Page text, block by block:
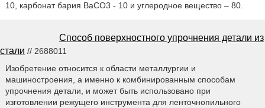
10, карбонат бария ВаСО3 - 10 и углеродное вещество – 80.
Способ поверхностного упрочнения детали из
стали // 2688011
Изобретение относится к области металлургии и
машиностроения, а именно к комбинированным способам
упрочнения детали, и может быть использовано при
изготовлении режущего инструмента для ленточнопильного